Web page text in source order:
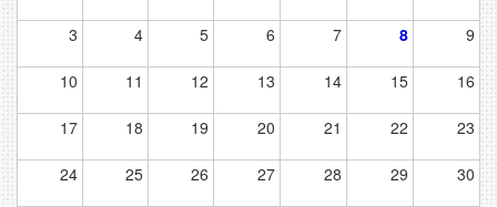
3 4 5 6 7 8 9
10 11 12 13 14 15 16
17 18 19 20 21 22 23
24 25 26 27 28 29 30